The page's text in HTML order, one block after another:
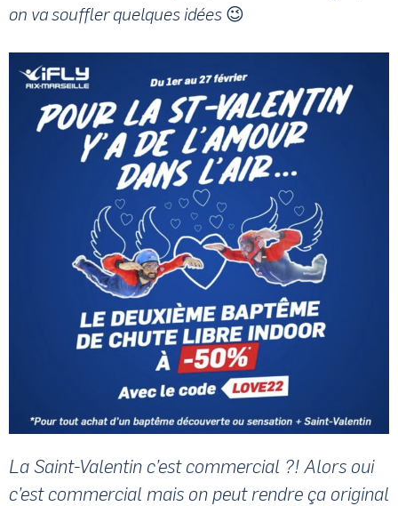
on va souffler quelques idées 😉
La Saint-Valentin c’est commercial ?! Alors oui
c’est commercial mais on peut rendre ça original